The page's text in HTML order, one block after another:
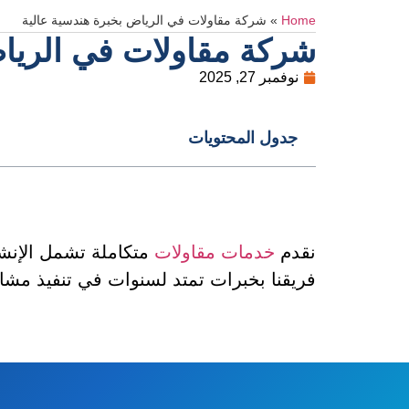
Home
» شركة مقاولات في الرياض بخبرة هندسية عالية
شركة مقاولات في
نوفمبر 27, 2025
جدول المحتويات
نقدم خدمات مقاولات متكاملة تشمل
فريقنا بخبرات تمتد لسنوات في تنفيذ